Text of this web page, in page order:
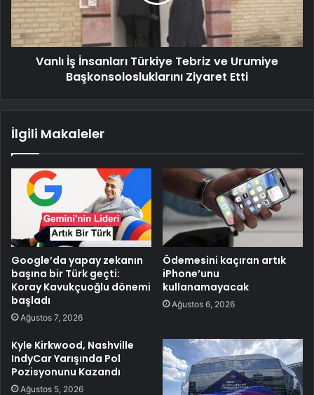
Vanlı İş İnsanları Türkiye Tebriz ve Urumiye
Başkonsolosluklarını Ziyaret Etti
İlgili Makaleler
Google’da yapay zekanın
başına bir Türk geçti:
Koray Kavukçuoğlu dönemi
başladı
Ağustos 7, 2026
Ödemesini kaçıran artık
iPhone’unu
kullanamayacak
Ağustos 6, 2026
Kyle Kirkwood, Nashville
IndyCar Yarışında Pol
Pozisyonunu Kazandı
Ağustos 5, 2026